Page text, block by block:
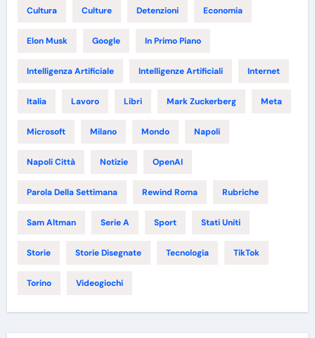
Cultura Culture Detenzioni Economia
Elon Musk Google In Primo Piano
Intelligenza Artificiale Intelligenze Artificiali Internet
Italia Lavoro Libri Mark Zuckerberg Meta
Microsoft Milano Mondo Napoli
Napoli Città Notizie OpenAI
Parola Della Settimana Rewind Roma Rubriche
Sam Altman Serie A Sport Stati Uniti
Storie Storie Disegnate Tecnologia TikTok
Torino Videogiochi